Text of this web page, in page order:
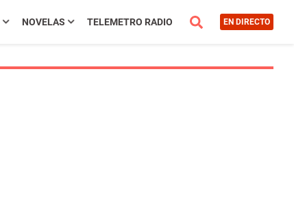
NOVELAS TELEMETRO RADIO EN DIRECTO